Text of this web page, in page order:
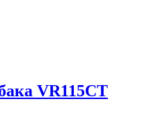
VR115CT